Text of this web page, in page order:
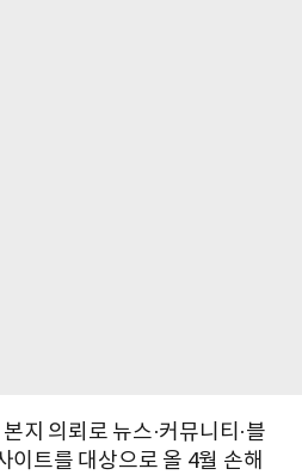
지 의뢰로 뉴스·커뮤니티·블
이트를 대상으로 올 4월 손해